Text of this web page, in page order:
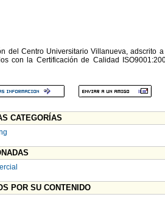
del Centro Universitario Villanueva, adscrito
con la Certificación de Calidad
CATEGORÍAS
POR SU CONTENIDO